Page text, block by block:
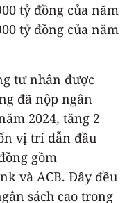
tỷ đồng của năm
tỷ đồng của năm
tư nhân được
đã nộp ngân
2024, tăng 2
vị trí dẫn đầu
gồm
và ACB. Đây đều
sách cao trong